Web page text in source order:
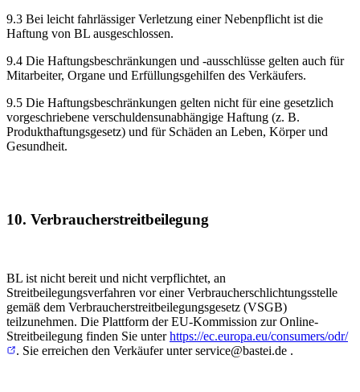
9.3 Bei leicht fahrlässiger Verletzung einer Nebenpflicht ist die
Haftung von BL ausgeschlossen.
9.4 Die Haftungsbeschränkungen und -ausschlüsse gelten auch für
Mitarbeiter, Organe und Erfüllungsgehilfen des Verkäufers.
9.5 Die Haftungsbeschränkungen gelten nicht für eine gesetzlich
vorgeschriebene verschuldensunabhängige Haftung (z. B.
Produkthaftungsgesetz) und für Schäden an Leben, Körper und
Gesundheit.
10. Verbraucherstreitbeilegung
BL ist nicht bereit und nicht verpflichtet, an
Streitbeilegungsverfahren vor einer Verbraucherschlichtungsstelle
gemäß dem Verbraucherstreitbeilegungsgesetz (VSGB)
teilzunehmen. Die Plattform der EU-Kommission zur Online-
Streitbeilegung finden Sie unterhttps://ec.europa.eu/consumers/odr/
. Sie erreichen den Verkäufer unter service@bastei.de .